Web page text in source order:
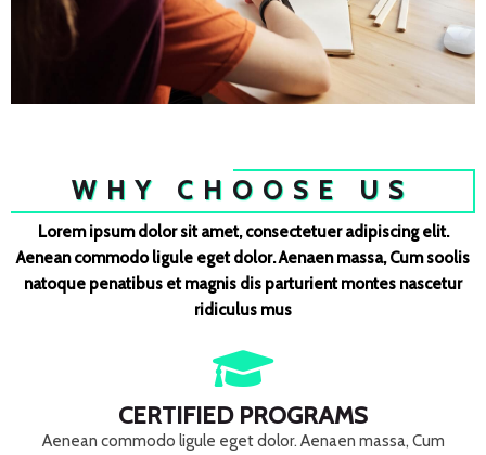
WHY CHOOSE US
Lorem ipsum dolor sit amet, consectetuer adipiscing elit.
Aenean commodo ligule eget dolor. Aenaen massa, Cum soolis
natoque penatibus et magnis dis parturient montes nascetur
ridiculus mus
CERTIFIED PROGRAMS
Aenean commodo ligule eget dolor. Aenaen massa, Cum